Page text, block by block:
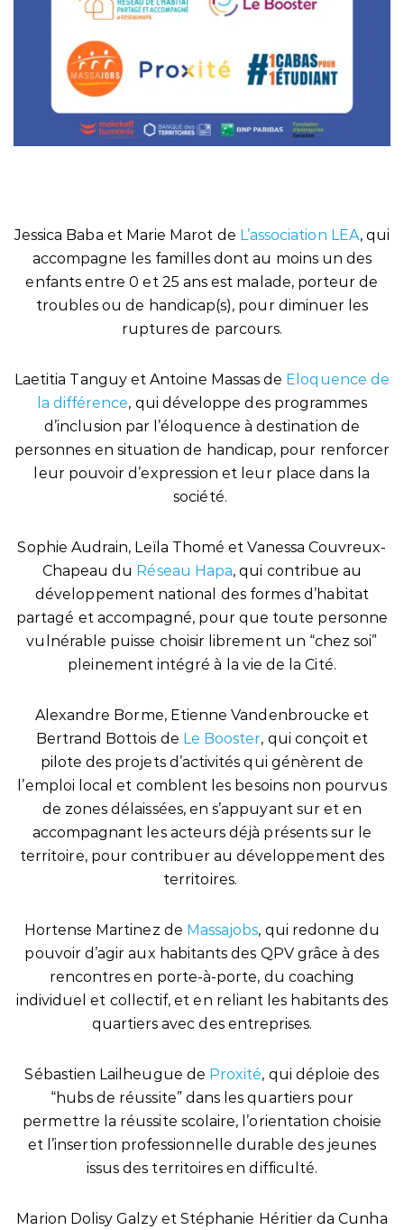
Jessica Baba et Marie Marot de L’association LEA, qui
accompagne les familles dont au moins un des
enfants entre 0 et 25 ans est malade, porteur de
troubles ou de handicap(s), pour diminuer les
ruptures de parcours.
Laetitia Tanguy et Antoine Massas de Eloquence de
la différence, qui développe des programmes
d’inclusion par l’éloquence à destination de
personnes en situation de handicap, pour renforcer
leur pouvoir d’expression et leur place dans la
société.
Sophie Audrain, Leïla Thomé et Vanessa Couvreux-
Chapeau du Réseau Hapa, qui contribue au
développement national des formes d’habitat
partagé et accompagné, pour que toute personne
vulnérable puisse choisir librement un “chez soi”
pleinement intégré à la vie de la Cité.
Alexandre Borme, Etienne Vandenbroucke et
Bertrand Bottois de Le Booster, qui conçoit et
pilote des projets d’activités qui génèrent de
l’emploi local et comblent les besoins non pourvus
de zones délaissées, en s’appuyant sur et en
accompagnant les acteurs déjà présents sur le
territoire, pour contribuer au développement des
territoires.
Hortense Martinez de Massajobs, qui redonne du
pouvoir d’agir aux habitants des QPV grâce à des
rencontres en porte-à-porte, du coaching
individuel et collectif, et en reliant les habitants des
quartiers avec des entreprises.
Sébastien Lailheugue de Proxité, qui déploie des
“hubs de réussite” dans les quartiers pour
permettre la réussite scolaire, l’orientation choisie
et l’insertion professionnelle durable des jeunes
issus des territoires en difficulté.
Marion Dolisy Galzy et Stéphanie Héritier da Cunha